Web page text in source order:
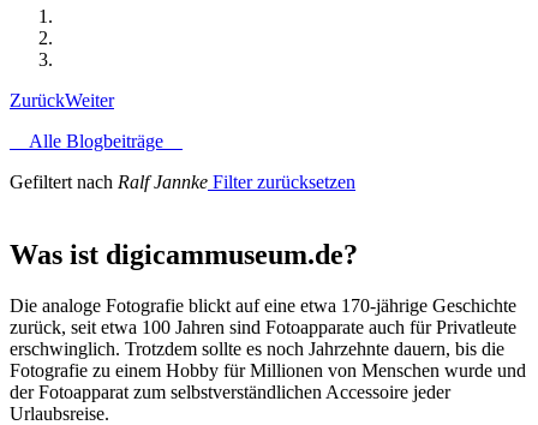
ZurückWeiter
Alle Blogbeiträge
Gefiltert nach Ralf Jannke Filter zurücksetzen
Was ist digicammuseum.de?
Die analoge Fotografie blickt auf eine etwa 170-jährige Geschichte
zurück, seit etwa 100 Jahren sind Fotoapparate auch für Privatleute
erschwinglich. Trotzdem sollte es noch Jahrzehnte dauern, bis die
Fotografie zu einem Hobby für Millionen von Menschen wurde und
der Fotoapparat zum selbstverständlichen Accessoire jeder
Urlaubsreise.